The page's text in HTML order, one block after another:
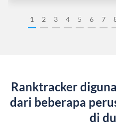
1 2 3 4 5 6 7
Ranktracker
dari beberapa
di